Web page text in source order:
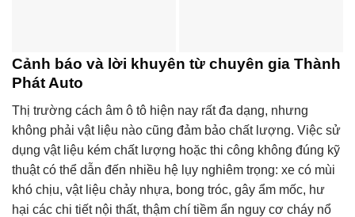
Cảnh báo và lời khuyên từ chuyên gia Thành
Phát Auto
Thị trường cách âm ô tô hiện nay rất đa dạng, nhưng
không phải vật liệu nào cũng đảm bảo chất lượng. Việc sử
dụng vật liệu kém chất lượng hoặc thi công không đúng kỹ
thuật có thể dẫn đến nhiều hệ lụy nghiêm trọng: xe có mùi
khó chịu, vật liệu chảy nhựa, bong tróc, gây ẩm mốc, hư
hại các chi tiết nội thất, thậm chí tiềm ẩn nguy cơ cháy nổ